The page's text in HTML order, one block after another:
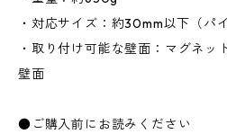
・対応サイズ：約30mm以下（パ
・取り付け可能な壁面：マグネッ
壁面
●ご購入前にお読みください